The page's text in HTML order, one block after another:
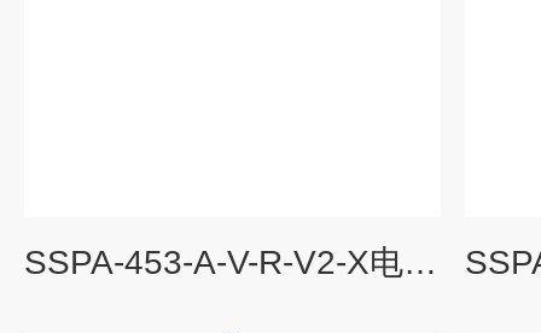
SSPA-453-A-V-R-V2-X电动泵单元